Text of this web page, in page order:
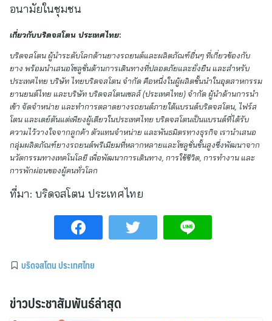
อนามัยในชุมชน
เกี่ยวกับบริดจสโตน ประเทศไทย:
บริดจสโตน ผู้นำระดับโลกด้านยางรถยนต์และผลิตภัณฑ์อื่นๆ ที่เกี่ยวข้องกับ
ยาง พร้อมนำเสนอโซลูชั่นด้านการเดินทางที่ปลอดภัยและยั่งยืน และสำหรับ
ประเทศไทย บริษัท ไทยบริดจสโตน จำกัด คือหนึ่งในผู้ผลิตชั้นนำในอุตสาหกรรม
ยานยนต์ไทย และบริษัท บริดจสโตนเซลส์ (ประเทศไทย) จำกัด ผู้นำด้านการนำ
เข้า จัดจำหน่าย และทำการตลาดยางรถยนต์ภายใต้แบรนด์บริดจสโตน, ไฟร์ส
โตน และเดย์ตันแต่เพียงผู้เดียวในประเทศไทย บริดจสโตนเป็นแบรนด์ที่ได้รับ
ความไว้วางใจจากลูกค้า ตัวแทนจำหน่าย และพันธมิตรทางธุรกิจ เรานำเสนอ
กลุ่มผลิตภัณฑ์ยางรถยนต์พรีเมียมที่หลากหลายและโซลูชั่นขั้นสูงซึ่งพัฒนาจาก
นวัตกรรมทางเทคโนโลยี เพื่อพัฒนาการเดินทาง, การใช้ชีวิต, การทำงาน และ
การพักผ่อนของผู้คนทั่วโลก
ที่มา: บริดจสโตน ประเทศไทย
บริดจสโตน ประเทศไทย
ข่าวประชาสัมพันธ์ล่าสุด